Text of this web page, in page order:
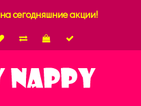
на сегодняшние акции!